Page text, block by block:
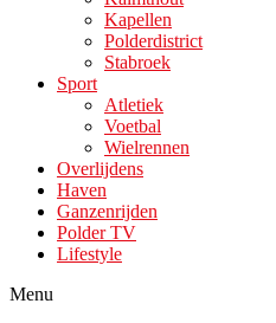
Kapellen
Polderdistrict
Stabroek
Sport
Atletiek
Voetbal
Wielrennen
Overlijdens
Haven
Ganzenrijden
Polder TV
Lifestyle
Menu